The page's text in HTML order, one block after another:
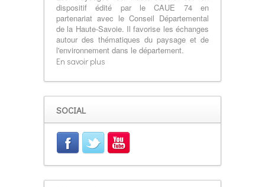
dispositif édité par le CAUE 74 en
partenariat avec le Conseil Départemental
de la Haute-Savoie. Il favorise les échanges
autour des thématiques du paysage et de
l'environnement dans le département.
En savoir plus
SOCIAL